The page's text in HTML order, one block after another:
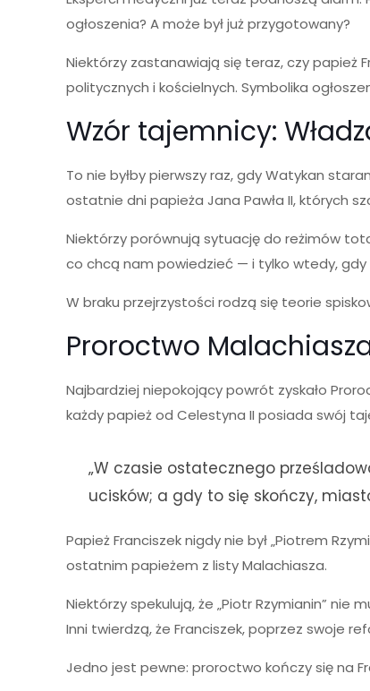
ogłoszenia? A może był już przygotowany?
Niektórzy zastanawiają się teraz, czy papież
politycznych i kościelnych. Symbolika
Wzór tajemnicy:
To nie byłby pierwszy raz, gdy Watykan
ostatnie dni papieża Jana Pawła II, których
Niektórzy porównują sytuację do reżimów
co chcą nam powiedzieć — i tylko wtedy, gdy
W braku przejrzystości rodzą się teorie
Proroctwo
Najbardziej niepokojący powrót zyskało
każdy papież od Celestyna II posiada swój
„W czasie ostatecznego
ucisków; a gdy to się skończy,
Papież Franciszek nigdy nie był „Piotrem
ostatnim papieżem z listy Malachiasza.
Niektórzy spekulują, że „Piotr Rzymianin”
Inni twierdzą, że Franciszek, poprzez swoje
Jedno jest pewne: proroctwo kończy się na